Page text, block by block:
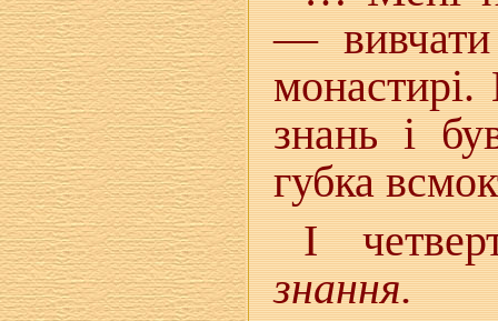
— вивчати
знань і
губка
І
знання.